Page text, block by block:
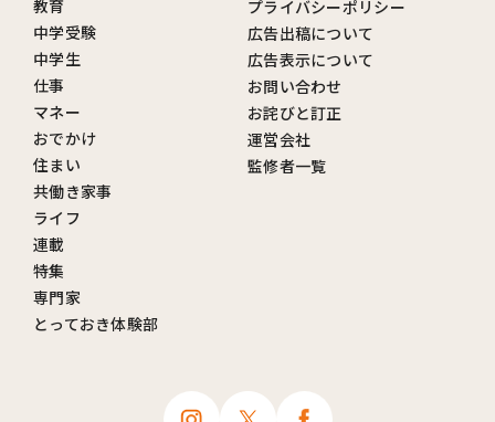
教育
中学受験
中学生
仕事
マネー
おでかけ
住まい
共働き家事
ライフ
連載
特集
専門家
とっておき体験部
プライバシーポリシー
広告出稿について
広告表示について
お問い合わせ
お詫びと訂正
運営会社
監修者一覧